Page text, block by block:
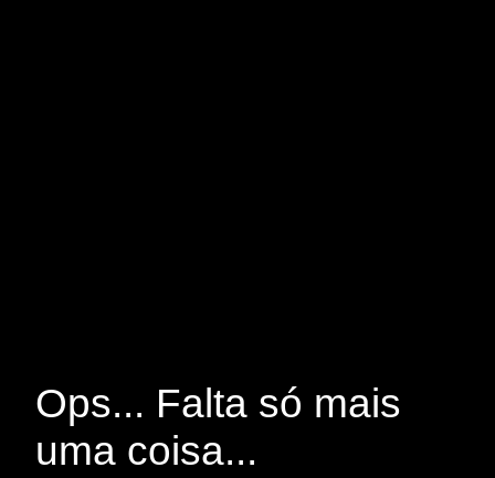
Ops... Falta só mais
uma coisa...